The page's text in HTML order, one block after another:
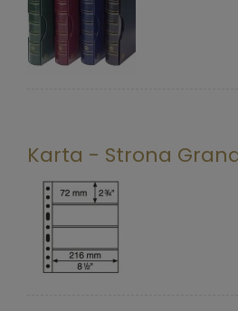
Karta - Strona